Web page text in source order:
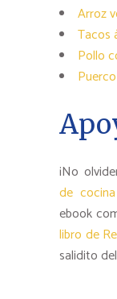
Arroz
Tacos
Pollo
¡No
de
ebook
libro de
salidito